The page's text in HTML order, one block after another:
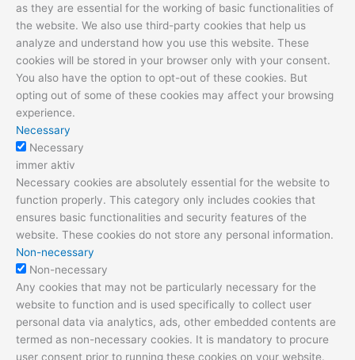
as they are essential for the working of basic functionalities of
the website. We also use third-party cookies that help us
analyze and understand how you use this website. These
cookies will be stored in your browser only with your consent.
You also have the option to opt-out of these cookies. But
opting out of some of these cookies may affect your browsing
experience.
Necessary
Necessary
immer aktiv
Necessary cookies are absolutely essential for the website to
function properly. This category only includes cookies that
ensures basic functionalities and security features of the
website. These cookies do not store any personal information.
Non-necessary
Non-necessary
Any cookies that may not be particularly necessary for the
website to function and is used specifically to collect user
personal data via analytics, ads, other embedded contents are
termed as non-necessary cookies. It is mandatory to procure
user consent prior to running these cookies on your website.